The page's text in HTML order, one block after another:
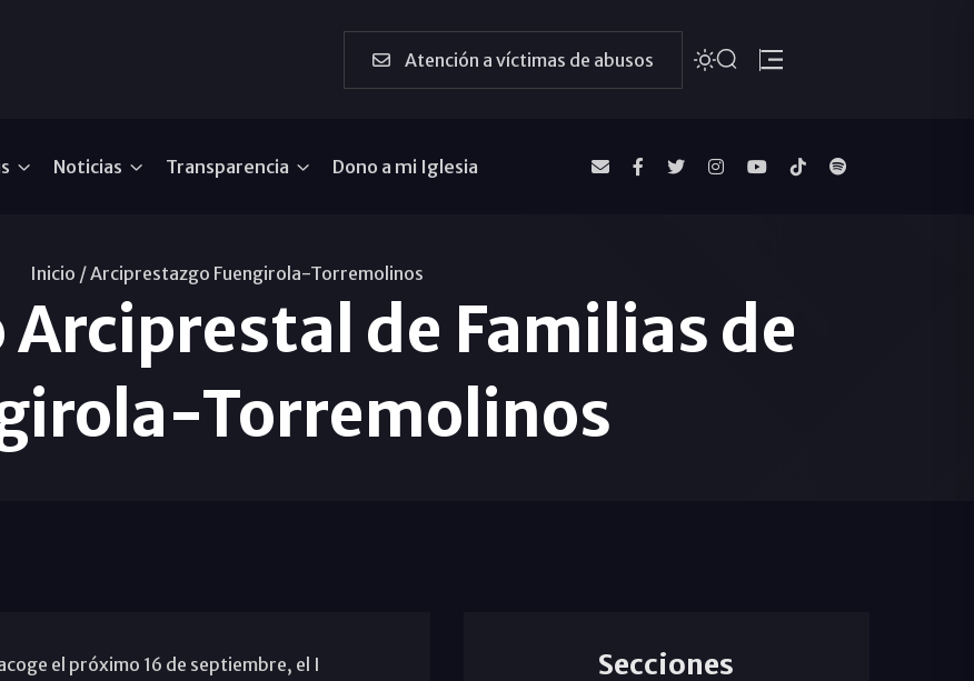
Atención a víctimas de abusos
Noticias Transparencia Dono a mi Iglesia
Inicio /Arciprestazgo Fuengirola-Torremolinos
Arciprestal de Familias de
Torremolinos
el próximo 16 de septiembre, el I
Secciones